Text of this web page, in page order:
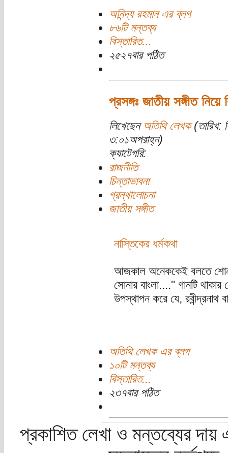
অনিন্দ্য রহমান এর ব্লগ
৮৬টি মন্তব্য
বিস্তারিত...
২৫২৭বার পঠিত
প্রসঙ্গঃ জাতীয় সঙ্গীত নিয়ে
লিখেছেন অতিথি লেখক(তারিখ:
৩:০১অপরাহ্ন)
ক্যাটেগরি:
রাজনীতি
চিন্তাভাবনা
গ্রন্থালোচনা
জাতীয় সঙ্গীত
নাস্তিকের ধর্মকথা
আজকাল অনেককেই বলতে শোনা
সোনার বাংলা...." গানটি
উপস্থাপন করে যে, রবীন্দ্রনাথ
অতিথি লেখক এর ব্লগ
১০টি মন্তব্য
বিস্তারিত...
২৩৭বার পঠিত
প্রকাশিত লেখা ও মন্তব্যের দায়